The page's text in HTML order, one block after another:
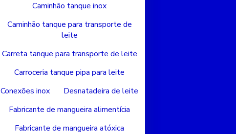
Caminhão tanque inox
Caminhão tanque para transporte de
leite
Carreta tanque para transporte de leite
Carroceria tanque pipa para leite
Conexões inox
Desnatadeira de leite
Fabricante de mangueira alimentícia
Fabricante de mangueira atóxica